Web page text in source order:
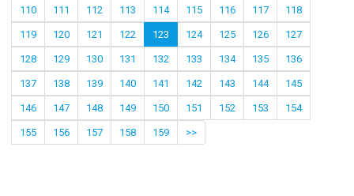
110 111 112 113 114 115 116 117 118
119 120 121 122 123 124 125 126 127
128 129 130 131 132 133 134 135 136
137 138 139 140 141 142 143 144 145
146 147 148 149 150 151 152 153 154
155 156 157 158 159 >>